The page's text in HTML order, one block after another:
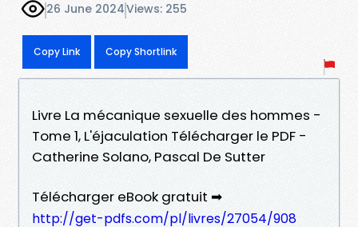
26 June 2024Views: 255
Copy Link Copy Shortlink
Livre La mécanique sexuelle des hommes -
Tome 1, L'éjaculation Télécharger le PDF -
Catherine Solano, Pascal De Sutter
Télécharger eBook gratuit ➡
http://get-pdfs.com/pl/livres/27054/908